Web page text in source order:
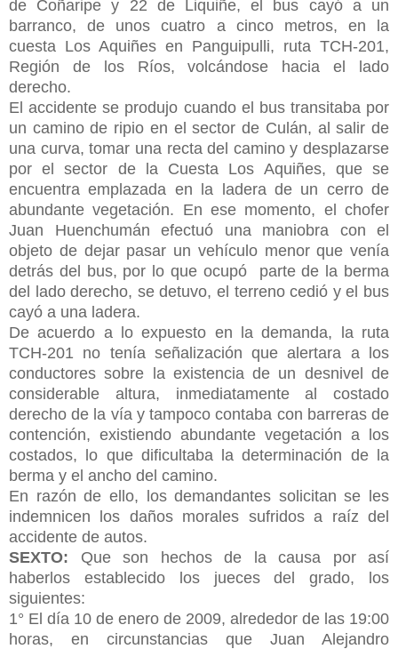
de Coñaripe y 22 de Liquiñe, el bus cayó a un
barranco, de unos cuatro a cinco metros, en la
cuesta Los Aquiñes en Panguipulli, ruta TCH-201,
Región de los Ríos, volcándose hacia el lado
derecho.
El accidente se produjo cuando el bus transitaba por
un camino de ripio en el sector de Culán, al salir de
una curva, tomar una recta del camino y desplazarse
por el sector de la Cuesta Los Aquiñes, que se
encuentra emplazada en la ladera de un cerro de
abundante vegetación. En ese momento, el chofer
Juan Huenchumán efectuó una maniobra con el
objeto de dejar pasar un vehículo menor que venía
detrás del bus, por lo que ocupó parte de la berma
del lado derecho, se detuvo, el terreno cedió y el bus
cayó a una ladera.
De acuerdo a lo expuesto en la demanda, la ruta
TCH-201 no tenía señalización que alertara a los
conductores sobre la existencia de un desnivel de
considerable altura, inmediatamente al costado
derecho de la vía y tampoco contaba con barreras de
contención, existiendo abundante vegetación a los
costados, lo que dificultaba la determinación de la
berma y el ancho del camino.
En razón de ello, los demandantes solicitan se les
indemnicen los daños morales sufridos a raíz del
accidente de autos.
SEXTO: Que son hechos de la causa por así
haberlos establecido los jueces del grado, los
siguientes:
1° El día 10 de enero de 2009, alrededor de las 19:00
horas, en circunstancias que Juan Alejandro